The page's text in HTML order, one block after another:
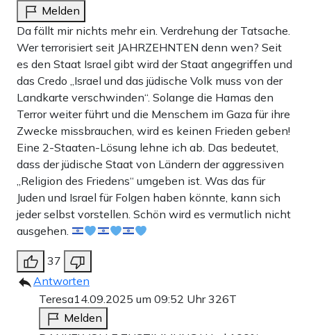
Melden
Da fällt mir nichts mehr ein. Verdrehung der Tatsache.
Wer terrorisiert seit JAHRZEHNTEN denn wen? Seit
es den Staat Israel gibt wird der Staat angegriffen und
das Credo „Israel und das jüdische Volk muss von der
Landkarte verschwinden“. Solange die Hamas den
Terror weiter führt und die Menschem im Gaza für ihre
Zwecke missbrauchen, wird es keinen Frieden geben!
Eine 2-Staaten-Lösung lehne ich ab. Das bedeutet,
dass der jüdische Staat von Ländern der aggressiven
„Religion des Friedens“ umgeben ist. Was das für
Juden und Israel für Folgen haben könnte, kann sich
jeder selbst vorstellen. Schön wird es vermutlich nicht
ausgehen.
37
Antworten
Teresa14.09.2025 um 09:52 Uhr326T
Melden